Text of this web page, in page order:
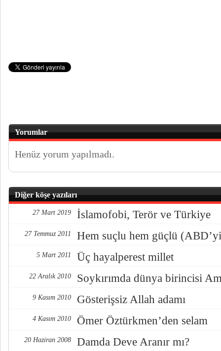
Yorumlar
Henüz yorum yapılmadı.
Diğer köşe yazıları
27 Mart 2019 İslamofobi, Terör ve Türkiye
27 Temmuz 2011 Hem suçlu hem güçlü
5 Mart 2011 Üç hayalperest millet
22 Aralık 2010 Soykırımda dünya birincisi
9 Kasım 2010 Gösterişsiz Allah adamı
4 Kasım 2010 Ömer Öztürkmen’den selam
20 Haziran 2008 Damda Deve Aranır mı?